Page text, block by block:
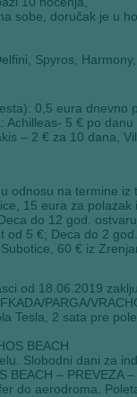
sobe, doručak je u
Spyros,
0,5 eura dnevno
Achilleas- 5 € po danu
– 2 € za 10 dana,
odnosu na termine
15 eura za polazak
do 12 god.
5 €; Deca do 2
60 € iz
od 18.06.2019
PARGA/
Tesla, 2 sata pre
BEACH
Slobodni dani za
BEACH – PREVEZA
do aerodroma.